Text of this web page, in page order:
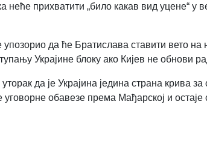
прихватити „било какав вид уцене“ у
да ће Братислава ставити вето на
Украјине блоку ако Кијев не обнови
да је Украјина једина страна крива за
обавезе према Мађарској и